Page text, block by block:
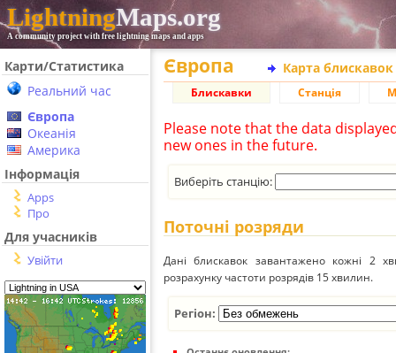
LightningMaps.org
A community project with free lightning maps and apps
Карти/Статистика
Реальний час
Європа
Океанія
Америка
Інформація
Apps
Про
Для учасників
Увійти
Європа Карта
Блискавки Станція
Please note that the data
new ones in the future.
Виберіть станцію:
Поточні розряди
Дані блискавок завантажено кожні 2
розрахунку частоти розрядів 15 хвилин.
Регіон: